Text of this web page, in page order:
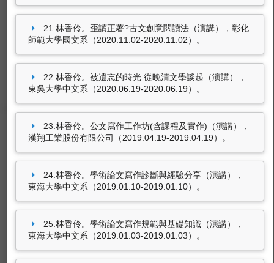
東海大學圖書館
豐富的圖書資源、視聽軟體，歡迎利用！
東海大學ＬＴＤ
有關校內活動、宣傳、宣導視訊影片。
21.林香伶。歪讀正著?古文創意閱讀法（演講），彰化
師範大學國文系（2020.11.02-2020.11.02）。
22.林香伶。被遺忘的時光:從晚清文學談起（演講），
東吳大學中文系（2020.06.19-2020.06.19）。
23.林香伶。公文寫作工作坊(含課程及實作)（演講），
漢翔工業股份有限公司（2019.04.19-2019.04.19）。
24.林香伶。學術論文寫作診斷與經驗分享（演講），
東海大學中文系（2019.01.10-2019.01.10）。
25.林香伶。學術論文寫作規範與基礎知識（演講），
東海大學中文系（2019.01.03-2019.01.03）。